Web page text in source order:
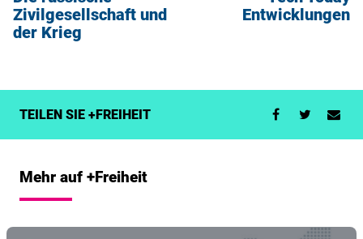
Zivilgesellschaft und
der Krieg
Entwicklungen
TEILEN SIE +FREIHEIT
Mehr auf +Freiheit